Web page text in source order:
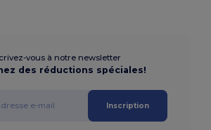
vous à notre newsletter
des réductions spéciales!
Inscription